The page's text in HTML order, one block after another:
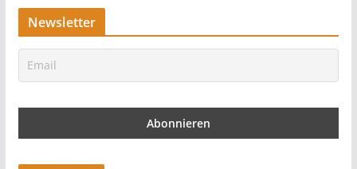
Newsletter